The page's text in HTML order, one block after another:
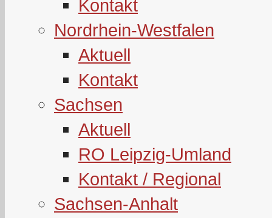
Kontakt
Nordrhein-Westfalen
Aktuell
Kontakt
Sachsen
Aktuell
RO Leipzig-Umland
Kontakt / Regional
Sachsen-Anhalt